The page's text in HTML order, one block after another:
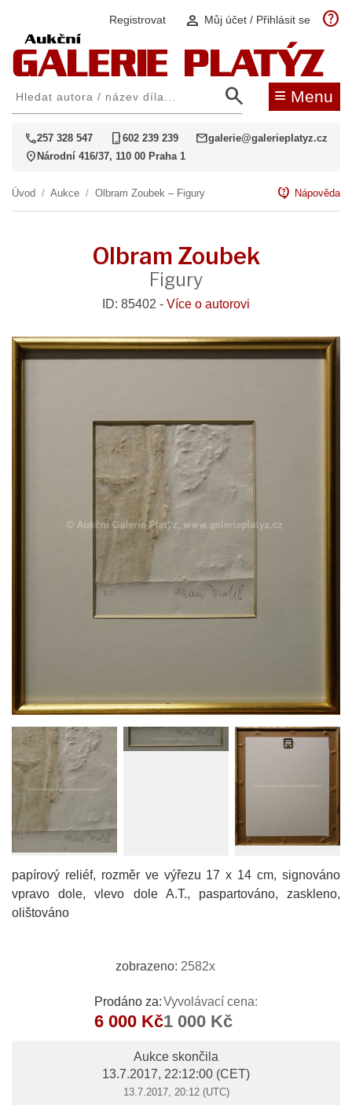
Registrovat person Můj účet / Přihlásit se help
search ≡ Menu
call257 328 547 phone_iphone602 239 239 mailgalerie@galerieplatyz.cz
location_on Národní 416/37, 110 00 Praha 1
Úvod / Aukce / Olbram Zoubek – Figury contact_support Nápověda
Olbram Zoubek
Figury
ID: 85402 - Více o autorovi
papírový reliéf, rozměr ve výřezu 17 x 14 cm, signováno
vpravo dole, vlevo dole A.T., paspartováno, zaskleno,
olištováno
zobrazeno: 2582x
Prodáno za:
6 000 Kč
Vyvolávací cena:
1 000 Kč
Aukce skončila
13.7.2017, 22:12:00 (CET)
13.7.2017, 20:12 (UTC)